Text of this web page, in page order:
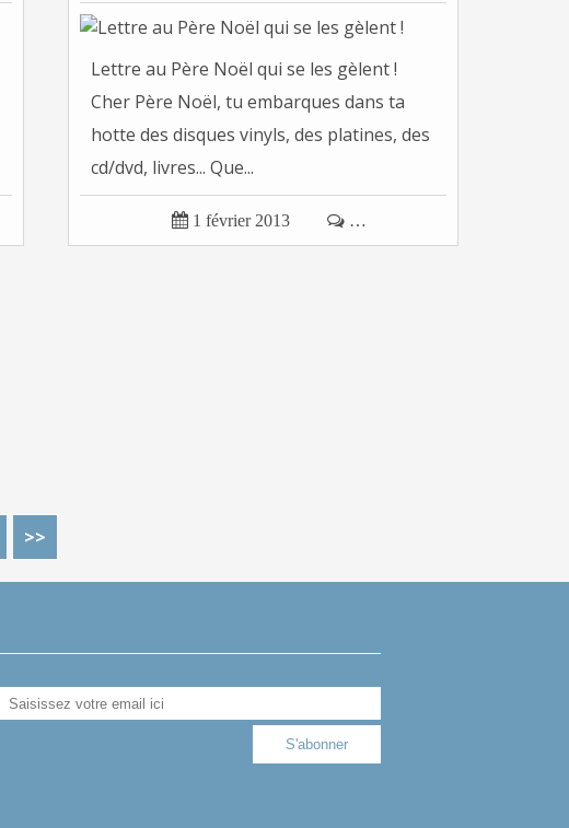
Lettre au Père Noël qui se les gèlent !
Cher Père Noël, tu embarques dans ta
hotte des disques vinyls, des platines, des
cd/dvd, livres... Que...
 1 février 2013  …
>>